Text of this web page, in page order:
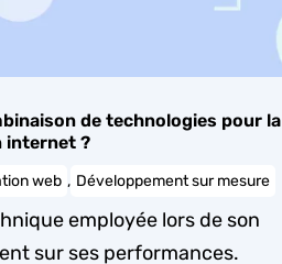
de technologies pour la
internet ?
web , Développement sur mesure
employée lors de son
sur ses performances.